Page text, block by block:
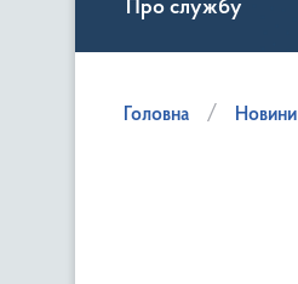
Про службу
Головна Новини